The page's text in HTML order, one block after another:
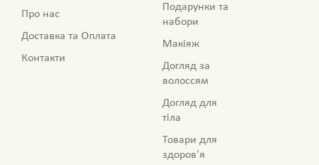
Про нас
Доставка та Оплата
Контакти
Подарунки та
набори
Макіяж
Догляд за
волоссям
Догляд для
тіла
Товари для
здоров'я